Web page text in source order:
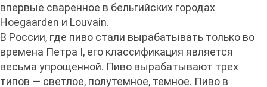
впервые сваренное в бельгийских городах
Hoegaarden и Louvain.
В России, где пиво стали вырабатывать только во
времена Петра I, его классификация является
весьма упрощенной. Пиво вырабатывают трех
типов — светлое, полутемное, темное. Пиво в